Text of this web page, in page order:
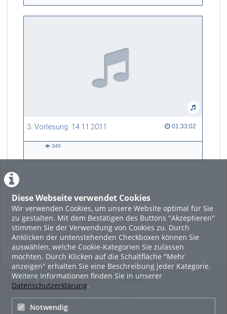
Diese Webseite verwendet Cookies
Wir verwenden Cookies, um unsere Website optimal für Sie
zu gestalten. Mit dem Bestätigen des Buttons "Akzeptieren"
stimmen Sie der Verwendung von Cookies zu. Durch
Anklicken der untenstehenden Checkboxen können Sie
auswählen, welche Cookie-Kategorien Sie zulassen
möchten. Durch Klicken auf die Schaltfläche "Mehr
anzeigen" erhalten Sie eine Beschreibung jeder Kategorie.
Weitere Informationen finden Sie in unserer
Datenschutzerklärung.
Notwendig
3. Vorlesung: 14.11.2011 01:33:02
01:33:02 duration
340
LADE MEHR
Featured
Beliebtheit
Legal Info
Nutzungsbedingungen
Links
Sitemap